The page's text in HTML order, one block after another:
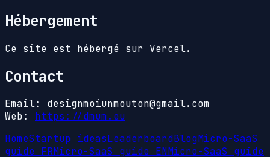
Hébergement
Ce site est hébergé sur Vercel.
Contact
Email: designmoiunmouton@gmail.com
Web:
https://dmum.eu
HomeStartup ideasLeaderboardBlogMicro-SaaS
guide FRMicro-SaaS guide ENMicro-SaaS guide